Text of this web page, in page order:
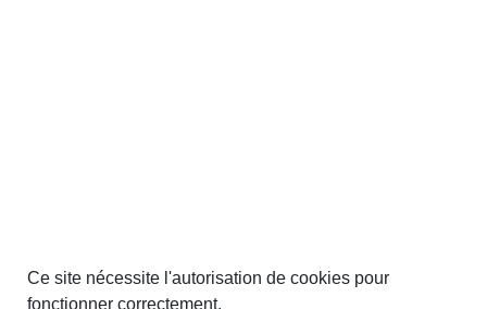
Ce site nécessite l'autorisation de cookies pour
fonctionner correctement.